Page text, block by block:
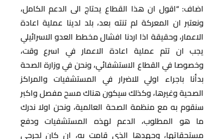
اضاف: “اقول ان هذا القطاع يحتاج الى الدعم الكامل،
ونعتبر ان المعركة لم تنته بعد، بلد لدينا عملية اعادة
الاعمار، وحقيقة اذا اردنا افشال مخطط العدو الاسرائيلي
يجب ان تتم عملية اعادة الاعمار في اسرع وقت،
وخصوصا في القطاع الاستشفائي، ونحن في وزارة الصحة
بدأنا باجراء اولي للاضرار في المستشفيات والمراكز
الصحية وغيرها، وكذلك سيكون هناك مسح مفصل واكبر
سنقوم به مع منظمة الصحة العالمية، ونحن اولا ندرك
ما هو المطلوب، الدعم لهذه المستشفيات ودفع
مستحقاتها، وجهدها الذي قامت به، ان كان لجرحى